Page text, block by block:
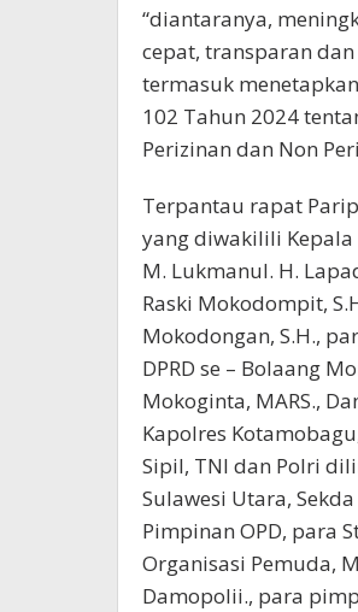
“diantaranya,
cepat, transparan
termasuk
102 Tahun 2024
Perizinan dan Non
Terpantau rapat
yang diwakilili Kepala
M. Lukmanul. H.
Raski Mokodompit,
Mokodongan, S.H.,
DPRD se – Bolaang
Mokoginta, MARS.,
Kapolres
Sipil, TNI dan Polri
Sulawesi Utara,
Pimpinan OPD, para
Organisasi Pemuda,
Damopolii., para